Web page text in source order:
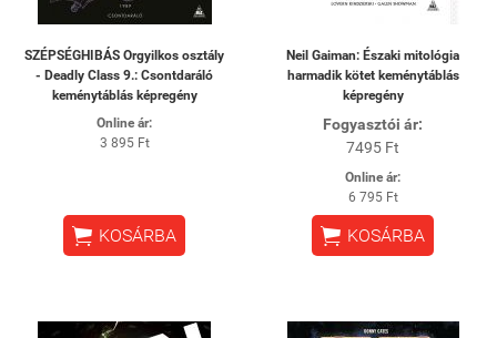
SZÉPSÉGHIBÁS Orgyilkos osztály
- Deadly Class 9.: Csontdaráló
keménytáblás képregény
Online ár:
3 895 Ft
 KOSÁRBA
Neil Gaiman: Északi mitológia
harmadik kötet keménytáblás
képregény
Fogyasztói ár:
7495 Ft
Online ár:
6 795 Ft
 KOSÁRBA